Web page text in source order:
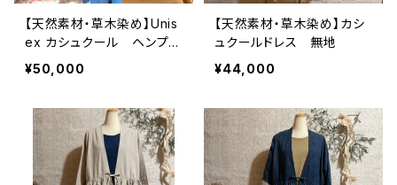
【天然素材・草木染め】Unis
ex カシュクール ヘンプコ
ットン
¥50,000
【天然素材・草木染め】カシ
ュクールドレス 無地
¥44,000